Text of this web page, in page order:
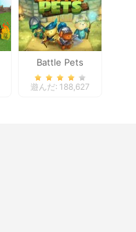
Battle Pets
遊んだ: 188,627